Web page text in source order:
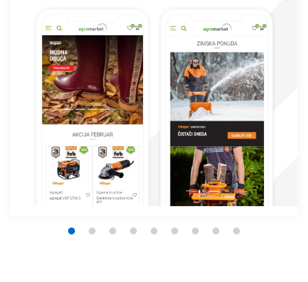
1 2 3 4 5 6 7 8 9